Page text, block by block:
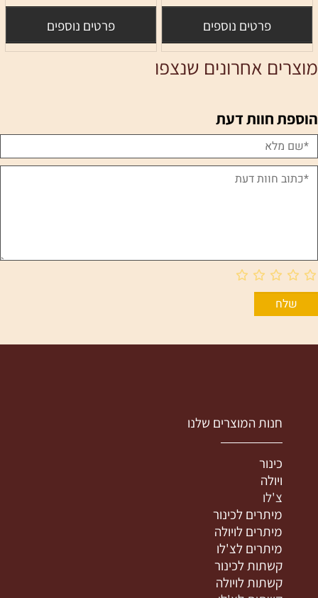
פרטים נוספים פרטים נוספים
מוצרים אחרונים שנצפו
הוספת חוות דעת
חנות המוצרים שלנו
כינור
ויולה
צ'לו
מיתרים לכינור
מיתרים לויולה
מיתרים לצ'לו
קשתות לכינור
קשתות לויולה